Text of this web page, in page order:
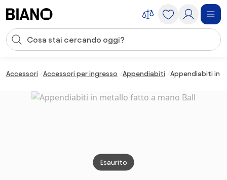
Input della ricerca
Accessori Accessori per ingresso Appendiabiti Appendiabiti in
Esaurito